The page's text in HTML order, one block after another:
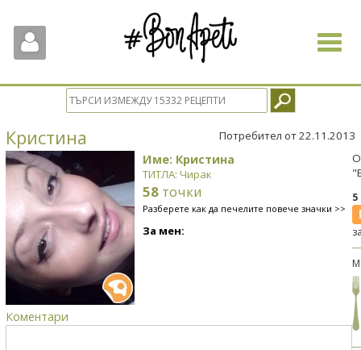
Toggle
Кристина Потребител от 22.11.2013
Име: Кристина
ТИТЛА: Чирак
58 точки
Разберете как да печелите повече значки >>
За мен:
Коментари